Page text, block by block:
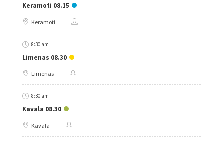
Keramoti 08.15
Keramoti
8:30 am
Limenas 08.30
Limenas
8:30 am
Kavala 08.30
Kavala